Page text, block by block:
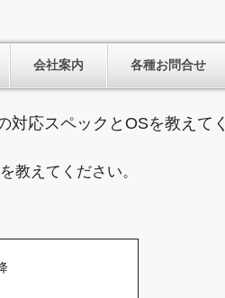
会社案内 各種お問合せ
対応スペックとOSを教えてく
教えてください。